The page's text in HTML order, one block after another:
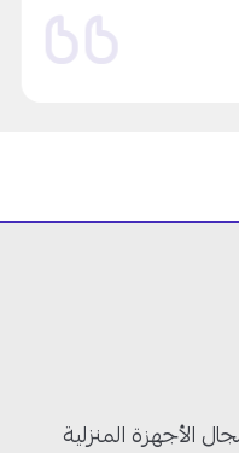
الأجهزة المنزلية